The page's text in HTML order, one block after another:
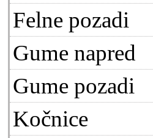
Felne pozadi
Gume napred
Gume pozadi
Kočnice